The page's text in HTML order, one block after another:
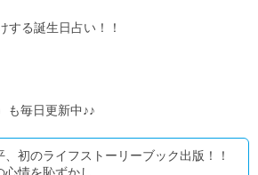
する誕生日占い！！
も毎日更新中♪♪
、初のライフストーリーブック出版！！